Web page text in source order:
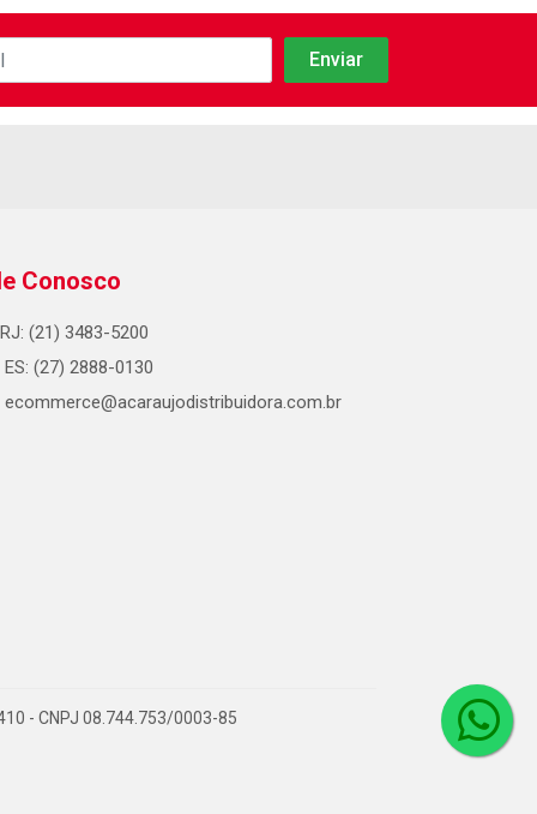
Conosco
RJ: (21) 3483-5200
ES: (27) 2888-0130
ecommerce@acaraujodistribuidora.com.br
- CNPJ 08.744.753/0003-85